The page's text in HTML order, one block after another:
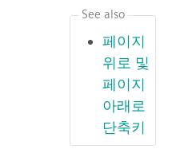
페이지
위로 및
페이지
아래로
단축키
See also